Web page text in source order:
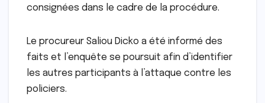
consignées dans le cadre de la procédure.
Le procureur Saliou Dicko a été informé des
faits et l’enquête se poursuit afin d’identifier
les autres participants à l’attaque contre les
policiers.